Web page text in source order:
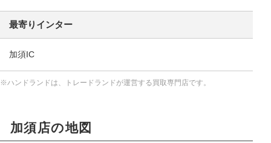
最寄りインター
加須IC
※ハンドランドは、トレードランドが運営する買取専門店です。
加須店の地図